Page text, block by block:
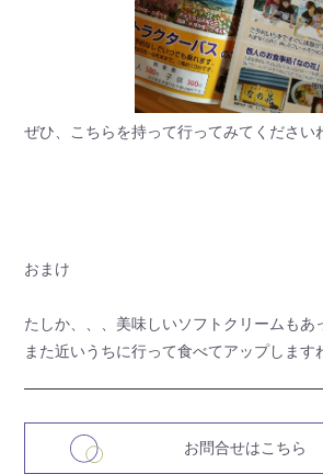
ぜひ、こちらを持って行ってみてください
おまけ
たしか、、、美味しいソフトクリームもあ
また近いうちに行って食べてアップします
お問合せはこちら